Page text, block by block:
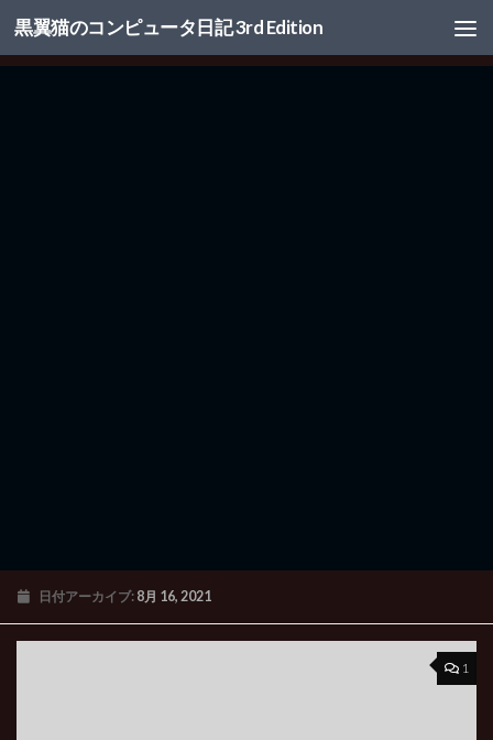
コンテンツへスキップ
黒翼猫のコンピュータ日記 3rd Edition
日付アーカイブ: 8月 16, 2021
1